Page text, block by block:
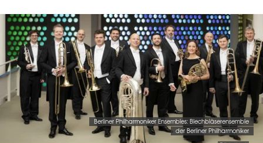
Image
gallery
Berliner Philharmoniker Ensembles: Blechbläserensemble
der Berliner Philharmoniker